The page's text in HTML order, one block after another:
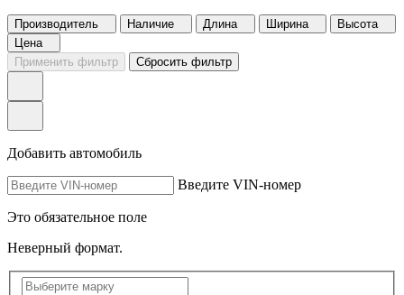
Производитель Наличие Длина Ширина
Высота
Цена
Применить фильтр
Сбросить фильтр
Добавить автомобиль
Введите VIN-номер
Это обязательное поле
Неверный формат.